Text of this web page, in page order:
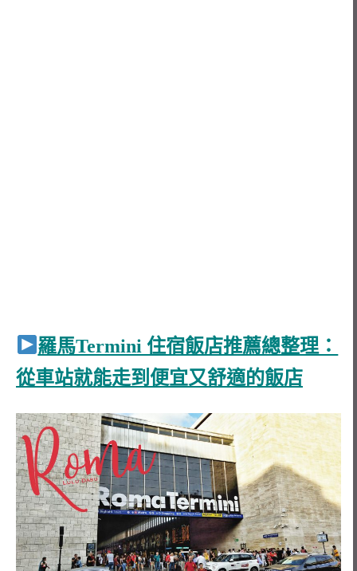
羅馬Termini 住宿飯店推薦總整理：
從車站就能走到便宜又舒適的飯店